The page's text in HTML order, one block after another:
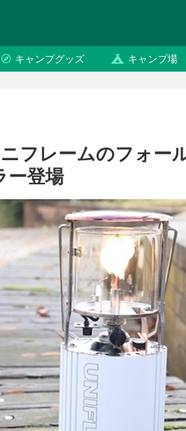
キャンプグッズ キャンプ場
ニフレームのフォ
ー登場